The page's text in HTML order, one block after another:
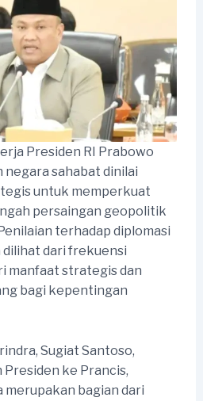
Presiden RI Prabowo
negara sahabat dinilai
untuk memperkuat
persaingan geopolitik
terhadap diplomasi
dilihat dari frekuensi
manfaat strategis dan
bagi kepentingan
Sugiat Santoso,
ke Prancis,
merupakan bagian dari